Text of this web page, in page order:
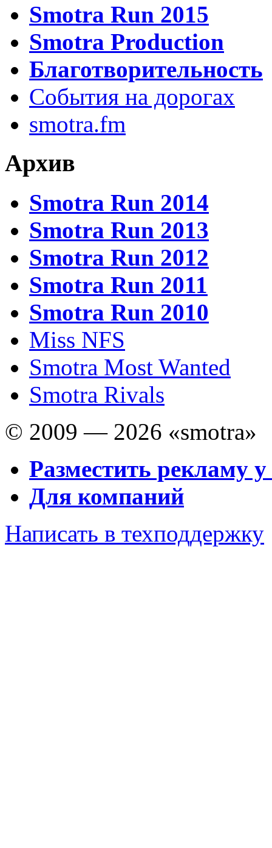
Smotra Run 2015
Smotra Production
Благотворительность
События на дорогах
smotra.fm
Архив
Smotra Run 2014
Smotra Run 2013
Smotra Run 2012
Smotra Run 2011
Smotra Run 2010
Miss NFS
Smotra Most Wanted
Smotra Rivals
© 2009 — 2026 «smotra»
Разместить рекламу у
Для компаний
Написать в техподдержку